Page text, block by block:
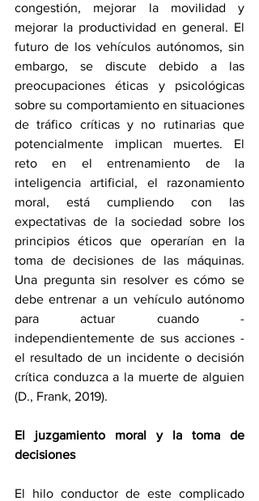
congestión, mejorar la movilidad y
mejorar la productividad en general. El
futuro de los vehículos autónomos, sin
embargo, se discute debido a las
preocupaciones éticas y psicológicas
sobre su comportamiento en situaciones
de tráfico críticas y no rutinarias que
potencialmente implican muertes. El
reto en el entrenamiento de la
inteligencia artificial, el razonamiento
moral, está cumpliendo con las
expectativas de la sociedad sobre los
principios éticos que operarían en la
toma de decisiones de las máquinas.
Una pregunta sin resolver es cómo se
debe entrenar a un vehículo autónomo
para actuar cuando -
independientemente de sus acciones -
el resultado de un incidente o decisión
crítica conduzca a la muerte de alguien
(D., Frank, 2019).
El juzgamiento moral y la toma de
decisiones
El hilo conductor de este complicado